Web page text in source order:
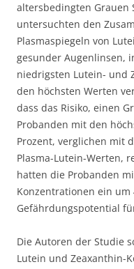
altersbedingten Grauen
untersuchten den
Plasmaspiegeln von
gesunder Augenlinsen,
niedrigsten Lutein- und
den höchsten Werten
dass das Risiko, einen
Probanden mit den
Prozent, verglichen mit
Plasma-Lutein-Werten,
hatten die Probanden
Konzentrationen ein
Gefährdungspotential
Die Autoren der Studie
Lutein und Zeaxanthin-